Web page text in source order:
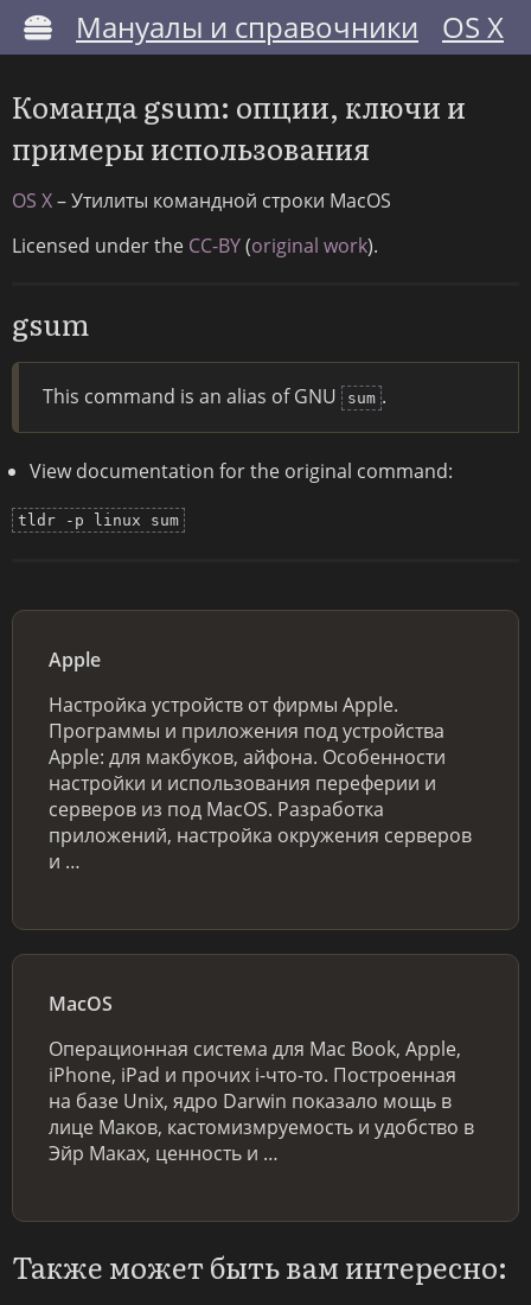
Мануалы и справочники OS X
Команда gsum: опции, ключи и
примеры использования
OS X– Утилиты командной строки MacOS
Licensed under the CC-BY(original work).
gsum
This command is an alias of GNU sum .
View documentation for the original command:
tldr -p linux sum
Apple
Настройка устройств от фирмы Apple.
Программы и приложения под устройства
Apple: для макбуков, айфона. Особенности
настройки и использования переферии и
серверов из под MacOS. Разработка
приложений, настройка окружения серверов
и …
MacOS
Операционная система для Mac Book, Apple,
iPhone, iPad и прочих i-что-то. Построенная
на базе Unix, ядро Darwin показало мощь в
лице Маков, кастомизмруемость и удобство в
Эйр Маках, ценность и …
Также может быть вам интересно: